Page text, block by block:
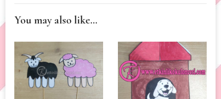
You may also like...